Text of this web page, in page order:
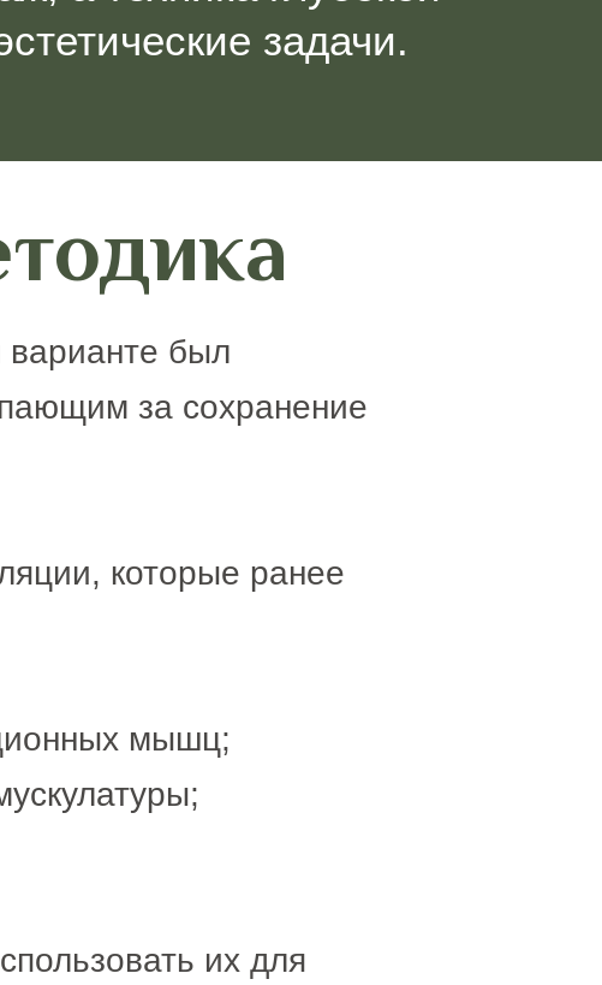
задачи.
варианте был
за сохранение
которые ранее
мышц;
их для